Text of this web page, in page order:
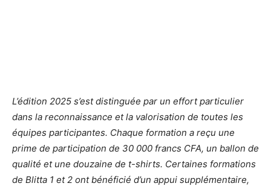
L’édition 2025 s’est distinguée par un effort particulier
dans la reconnaissance et la valorisation de toutes les
équipes participantes. Chaque formation a reçu une
prime de participation de 30 000 francs CFA, un ballon de
qualité et une douzaine de t-shirts. Certaines formations
de Blitta 1 et 2 ont bénéficié d’un appui supplémentaire,